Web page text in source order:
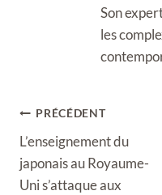
Son
les
Navigation
de
l’article
PRÉCÉDENT
L’enseignement du
japonais au Royaume-
Uni s’attaque aux